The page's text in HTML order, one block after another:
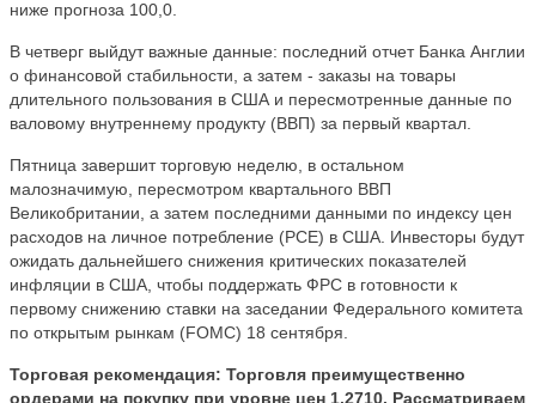
ниже прогноза 100,0.
В четверг выйдут важные данные: последний отчет Банка Англии
о финансовой стабильности, а затем - заказы на товары
длительного пользования в США и пересмотренные данные по
валовому внутреннему продукту (ВВП) за первый квартал.
Пятница завершит торговую неделю, в остальном
малозначимую, пересмотром квартального ВВП
Великобритании, а затем последними данными по индексу цен
расходов на личное потребление (PCE) в США. Инвесторы будут
ожидать дальнейшего снижения критических показателей
инфляции в США, чтобы поддержать ФРС в готовности к
первому снижению ставки на заседании Федерального комитета
по открытым рынкам (FOMC) 18 сентября.
Торговая рекомендация: Торговля преимущественно
ордерами на покупку при уровне цен 1.2710. Рассматриваем